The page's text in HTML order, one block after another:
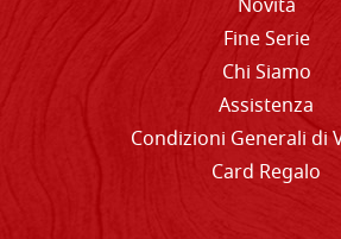
Novità
Fine Serie
Chi Siamo
Assistenza
Condizioni Generali di
Card Regalo